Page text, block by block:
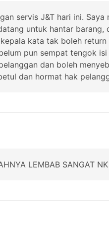
servis J&T hari ini.
untuk hantar
kata tak boleh
pun sempat tengok
dan boleh
dan hormat hak
LEMBAB SANGAT